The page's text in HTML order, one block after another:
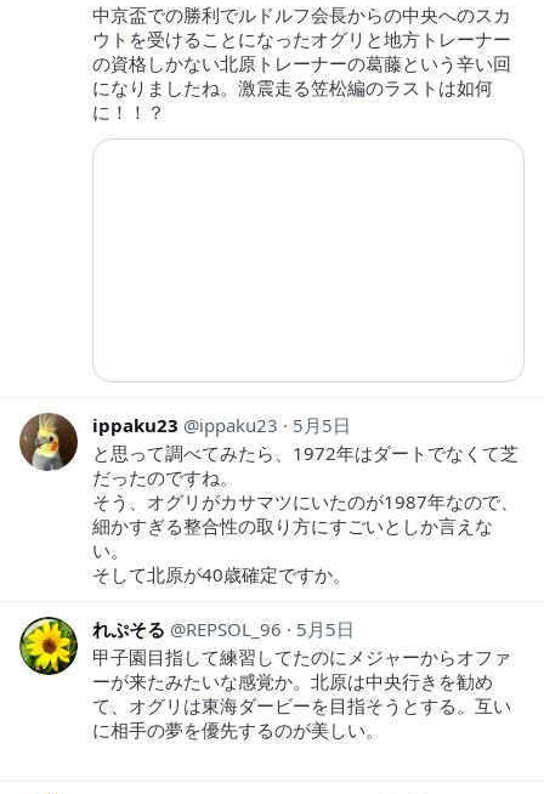
中京盃での勝利でルドルフ会長からの中央へのスカ
ウトを受けることになったオグリと地方トレーナー
の資格しかない北原トレーナーの葛藤という辛い回
になりましたね。激震走る笠松編のラストは如何
に！！？
ippaku23 ippaku23
5月5日
と思って調べてみたら、1972年はダートでなくて芝
だったのですね。
そう、オグリがカサマツにいたのが1987年なので、
細かすぎる整合性の取り方にすごいとしか言えな
い。
そして北原が40歳確定ですか。
れぷそる REPSOL_96
5月5日
甲子園目指して練習してたのにメジャーからオファ
ーが来たみたいな感覚か。北原は中央行きを勧め
て、オグリは東海ダービーを目指そうとする。互い
に相手の夢を優先するのが美しい。